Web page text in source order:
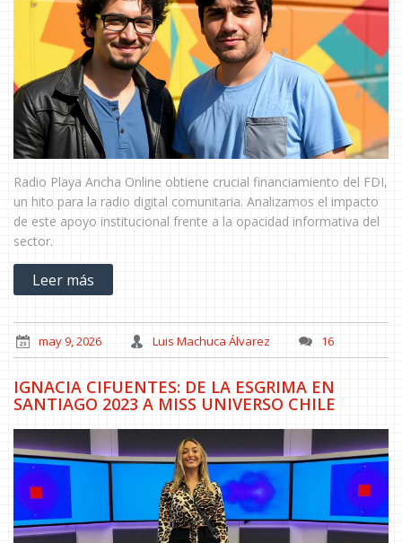
Radio Playa Ancha Online obtiene crucial financiamiento del FDI,
un hito para la radio digital comunitaria. Analizamos el impacto
de este apoyo institucional frente a la opacidad informativa del
sector.
Leer más
may 9, 2026 Luis Machuca Álvarez 16
IGNACIA CIFUENTES: DE LA ESGRIMA EN
SANTIAGO 2023 A MISS UNIVERSO CHILE